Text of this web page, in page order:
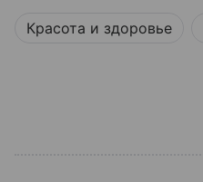
Красота и здоровье